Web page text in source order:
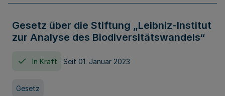
Gesetz über die Stiftung „Leibniz-Institut
zur Analyse des Biodiversitätswandels“
In Kraft Seit 01. Januar 2023
Gesetz